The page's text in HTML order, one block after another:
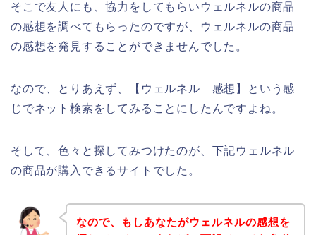
そこで友人にも、協力をしてもらいウェルネルの商品
の感想を調べてもらったのですが、ウェルネルの商品
の感想を発見することができませんでした。
なので、とりあえず、【ウェルネル 感想】という感
じでネット検索をしてみることにしたんですよね。
そして、色々と探してみつけたのが、下記ウェルネル
の商品が購入できるサイトでした。
なので、もしあなたがウェルネルの感想を